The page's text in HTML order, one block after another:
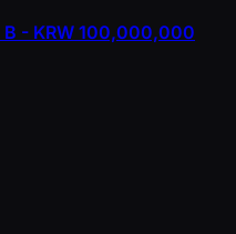
B - KRW 100,000,000